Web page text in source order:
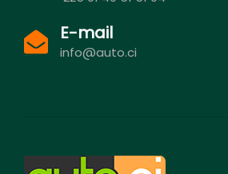
E-mail
info@auto.ci